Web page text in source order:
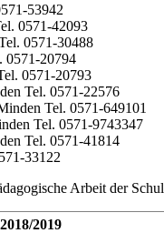
53942
0571-42093
0571-30488
0571-20794
0571-20793
Tel. 0571-22576
Tel. 0571-649101
Tel. 0571-9743347
Tel. 0571-41814
33122
Arbeit der
2019